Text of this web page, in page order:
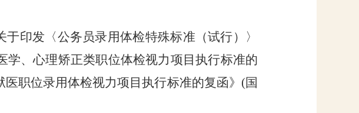
印发〈公务员录用体检特殊标准（试行）〉
学、心理矫正类职位体检视力项目执行标准的
职位录用体检视力项目执行标准的复函》 (国